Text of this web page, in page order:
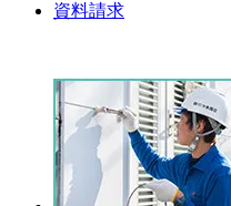
資料請求